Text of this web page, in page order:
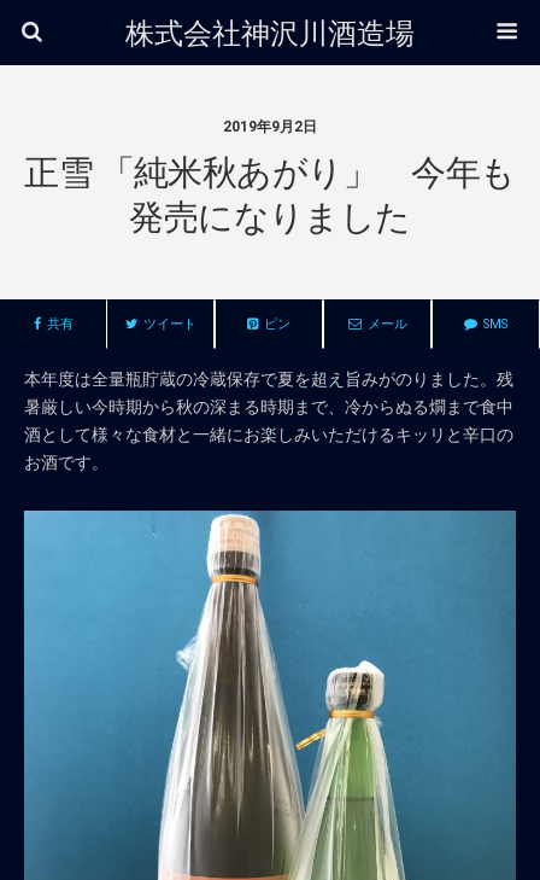
株式会社神沢川酒造場
2019年9月2日
正雪 「純米秋あがり」 今年も
発売になりました
共有 ツイート ピン メール SMS
本年度は全量瓶貯蔵の冷蔵保存で夏を超え旨みがのりました。残
暑厳しい今時期から秋の深まる時期まで、冷からぬる燗まで食中
酒として様々な食材と一緒にお楽しみいただけるキッリと辛口の
お酒です。